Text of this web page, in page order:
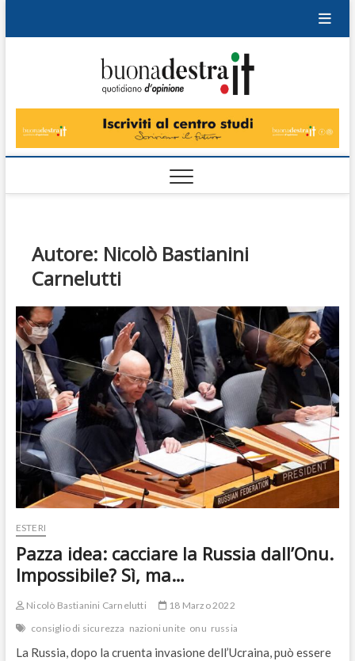
Autore: Nicolò Bastianini
Carnelutti
ESTERI
Pazza idea: cacciare la Russia dall’Onu.
Impossibile? Sì, ma…
Nicolò Bastianini Carnelutti
18 Marzo 2022
consiglio di sicurezza nazioni unite onu russia
La Russia, dopo la cruenta invasione dell’Ucraina, può essere